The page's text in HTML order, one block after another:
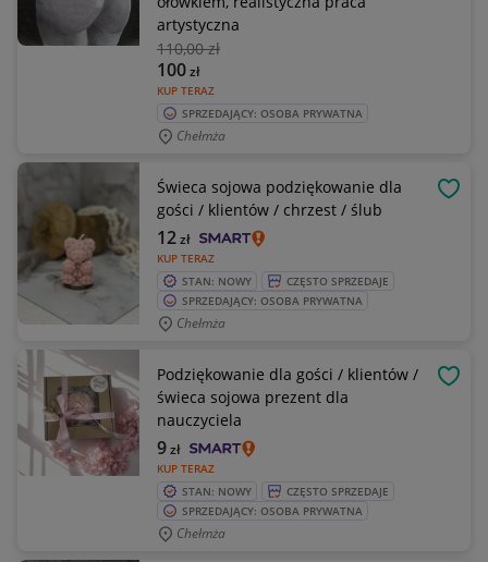
artystyczna
110,00 zł
KUP TERAZ
100zł
SPRZEDAJĄCY: OSOBA PRYWATNA
Chełmża
Świeca sojowa podziękowanie dla
gości / klientów / chrzest / ślub
KUP TERAZ
12zł
STAN: NOWY
CZĘSTO SPRZEDAJE
SPRZEDAJĄCY: OSOBA PRYWATNA
Chełmża
Podziękowanie dla gości / klientów /
świeca sojowa prezent dla
nauczyciela
KUP TERAZ
9zł
STAN: NOWY
CZĘSTO SPRZEDAJE
SPRZEDAJĄCY: OSOBA PRYWATNA
Chełmża